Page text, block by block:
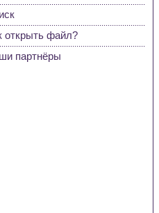
открыть файл?
партнёры